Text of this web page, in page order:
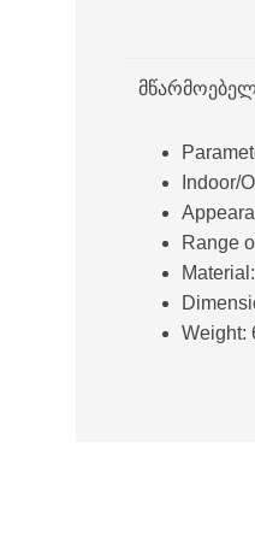
Indoor/
Range
Weight: